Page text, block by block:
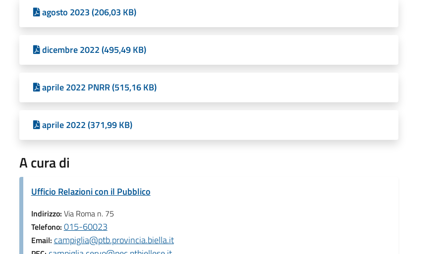
agosto 2023 (206,03 KB)
dicembre 2022 (495,49 KB)
aprile 2022 PNRR (515,16 KB)
aprile 2022 (371,99 KB)
A cura di
Ufficio Relazioni con il Pubblico
Indirizzo: Via Roma n. 75
Telefono: 015-60023
Email: campiglia@ptb.provincia.biella.it